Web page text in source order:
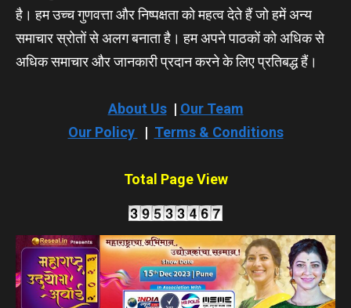
है। हम उच्च गुणवत्ता और निष्पक्षता को महत्व देते हैं जो हमें अन्य
समाचार स्रोतों से अलग बनाता है। हम अपने पाठकों को अधिक से
अधिक समाचार और जानकारी प्रदान करने के लिए प्रतिबद्ध हैं।
About Us| Our Team
Our Policy
| Terms & Conditions
Total Page View